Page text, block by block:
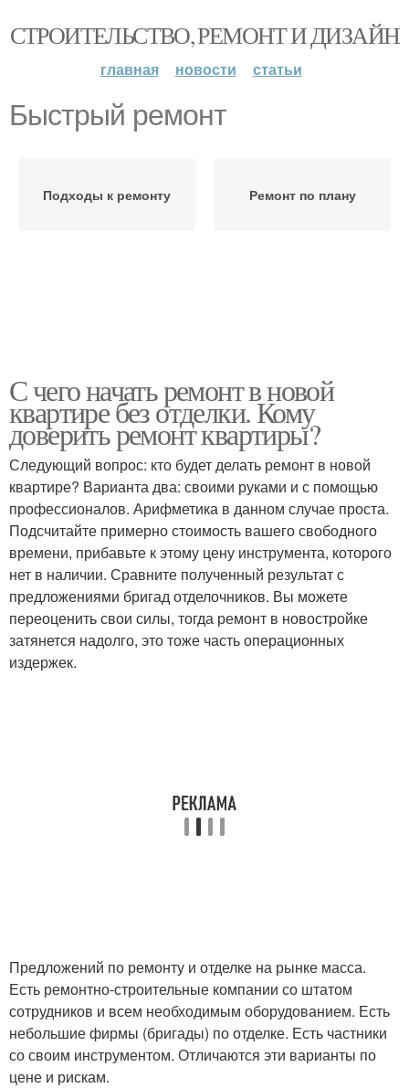
СТРОИТЕЛЬСТВО, РЕМОНТ И ДИЗАЙН
главная новости статьи
Быстрый ремонт
Подходы к ремонту Ремонт по плану
С чего начать ремонт в новой
квартире без отделки. Кому
доверить ремонт квартиры?
Следующий вопрос: кто будет делать ремонт в новой
квартире? Варианта два: своими руками и с помощью
профессионалов. Арифметика в данном случае проста.
Подсчитайте примерно стоимость вашего свободного
времени, прибавьте к этому цену инструмента, которого
нет в наличии. Сравните полученный результат с
предложениями бригад отделочников. Вы можете
переоценить свои силы, тогда ремонт в новостройке
затянется надолго, это тоже часть операционных
издержек.
Предложений по ремонту и отделке на рынке масса.
Есть ремонтно-строительные компании со штатом
сотрудников и всем необходимым оборудованием. Есть
небольшие фирмы (бригады) по отделке. Есть частники
со своим инструментом. Отличаются эти варианты по
цене и рискам.